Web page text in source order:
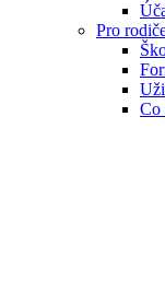
Pro
Co